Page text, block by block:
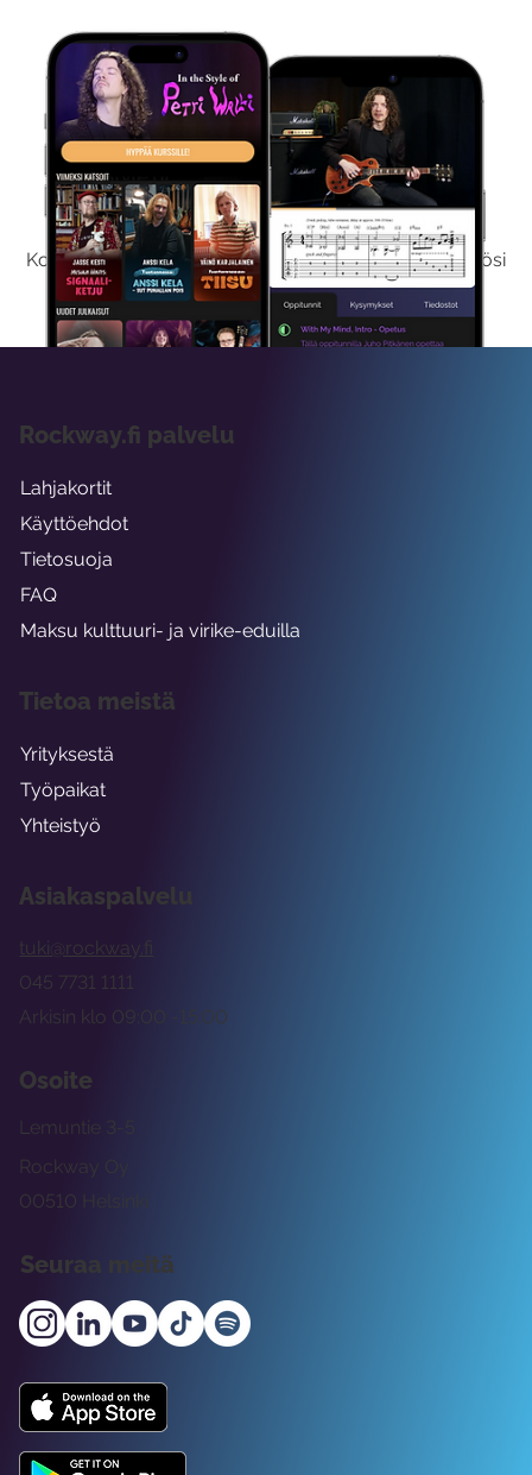
Kokeile Ilmaiseksi
Kokeilemalla ilmaiseksi saat koko sisältömme käyttöösi
viikon ajaksi.
Asiakaspalvelu
tuki@rockway.fi
Arkisin klo 09:00 -15:00
045 7731 1111
Osoite
Rockway Oy
Lemuntie 3-5
00510 Helsinki
Seuraa meitä
Rockway.fi palvelu
Lahjakortit
Käyttöehdot
Tietosuoja
FAQ
Maksu kulttuuri- ja virike-eduilla
Tietoa meistä
Yrityksestä
Työpaikat
Yhteistyö